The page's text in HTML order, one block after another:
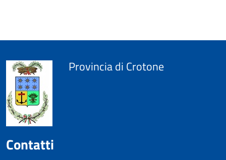
Provincia di Crotone
Contatti